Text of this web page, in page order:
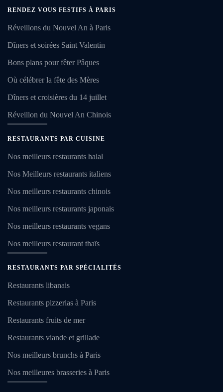
RENDEZ VOUS FESTIFS À PARIS
Réveillons du Nouvel An à Paris
Dîners et soirées Saint Valentin
Bons plans pour fêter Pâques
Où célébrer la fête des Mères
Dîners et croisières du 14 juillet
Réveillon du Nouvel An Chinois
RESTAURANTS PAR CUISINE
Nos meilleurs restaurants halal
Nos Meilleurs restaurants italiens
Nos meilleurs restaurants chinois
Nos meilleurs restaurants japonais
Nos meilleurs restaurants vegans
Nos meilleurs restaurant thaïs
RESTAURANTS PAR SPÉCIALITÉS
Restaurants libanais
Restaurants pizzerias à Paris
Restaurants fruits de mer
Restaurants viande et grillade
Nos meilleurs brunchs à Paris
Nos meilleures brasseries à Paris